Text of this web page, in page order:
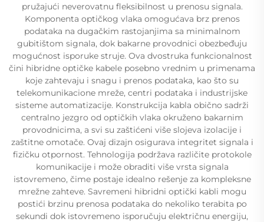
pružajući neverovatnu fleksibilnost u prenosu signala.
Komponenta optičkog vlaka omogućava brz prenos
podataka na dugačkim rastojanjima sa minimalnom
gubitištom signala, dok bakarne provodnici obezbeđuju
mogućnost isporuke struje. Ova dvostruka funkcionalnost
čini hibridne optičke kabele posebno vrednim u primenama
koje zahtevaju i snagu i prenos podataka, kao što su
telekomunikacione mreže, centri podataka i industrijske
sisteme automatizacije. Konstrukcija kabla obično sadrži
centralno jezgro od optičkih vlaka okruženo bakarnim
provodnicima, a svi su zaštićeni više slojeva izolacije i
zaštitne omotače. Ovaj dizajn osigurava integritet signala i
fizičku otpornost. Tehnologija podržava različite protokole
komunikacije i može obraditi više vrsta signala
istovremeno, čime postaje idealno rešenje za kompleksne
mrežne zahteve. Savremeni hibridni optički kabli mogu
postići brzinu prenosa podataka do nekoliko terabita po
sekundi dok istovremeno isporučuju električnu energiju,